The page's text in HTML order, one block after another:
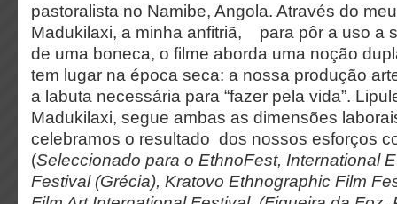
pastoralista no Namibe, Angola. Através do
Madukilaxi, a minha anfitriã, para pôr a uso a
de uma boneca, o filme aborda uma noção
tem lugar na época seca: a nossa produção
a labuta necessária para “fazer pela vida”.
Madukilaxi, segue ambas as dimensões
celebramos o resultado dos nossos esforços
(Seleccionado para o EthnoFest, International
Festival (Grécia), Kratovo Ethnographic Film